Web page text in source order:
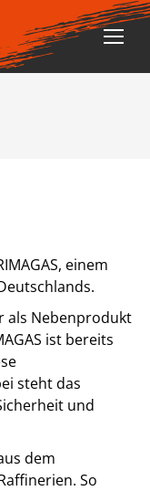
einem
als Nebenprodukt
ist bereits
steht das
und
dem
So